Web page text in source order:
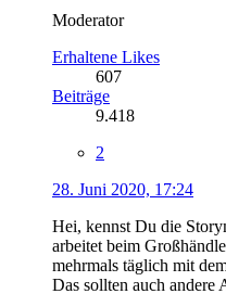
Moderator
Erhaltene Likes
607
Beiträge
9.418
2
28. Juni 2020, 17:24
Hei, kennst Du die
arbeitet beim
mehrmals täglich mit
Das sollten auch andere